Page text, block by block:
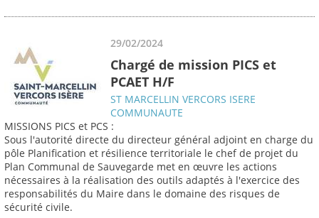
29/02/2024
Chargé de mission PICS et
PCAET H/F
ST MARCELLIN VERCORS ISERE
COMMUNAUTE
MISSIONS PICS et PCS :
Sous l'autorité directe du directeur général adjoint en charge du
pôle Planification et résilience territoriale le chef de projet du
Plan Communal de Sauvegarde met en œuvre les actions
nécessaires à la réalisation des outils adaptés à l'exercice des
responsabilités du Maire dans le domaine des risques de
sécurité civile.